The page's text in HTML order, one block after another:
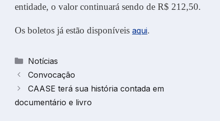
entidade, o valor continuará sendo de R$ 212,50.
Os boletos já estão disponíveis aqui.
Categorias
Notícias
Convocação
CAASE terá sua história contada em
documentário e livro